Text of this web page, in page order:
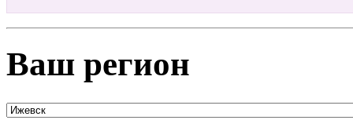
Ваш регион